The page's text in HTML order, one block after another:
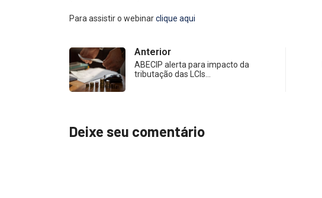
Para assistir o webinarclique aqui
Anterior
ABECIP alerta para impacto da
tributação das LCIs…
Deixe seu comentário